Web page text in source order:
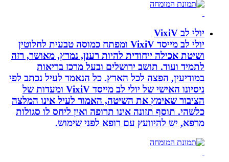
יולי לב VixiV
יולי לב מייסד VixiV ומפתח כמוסה טבעית לחלוטין
ושיטת אכילה ייחודית להיות רענן, נמרץ, מאושר, רזה
לתמיד ועוד. תושב ירושלים ובעל מרכז בריאות
במודיעין, הפצה לכל הארץ. כל הנאמר לעיל נכתב לפי
ניסיונו האישי של יולי לב מייסד VixiV ומעדות של
הציבור שאימץ את השיטה, האמור לעיל אינו המלצה
כלשהי. תוסף תזונה אינו תרופה ואין ליחס לו סגולות
מרפא, יש להיוועץ עם רופא לפני שימוש.